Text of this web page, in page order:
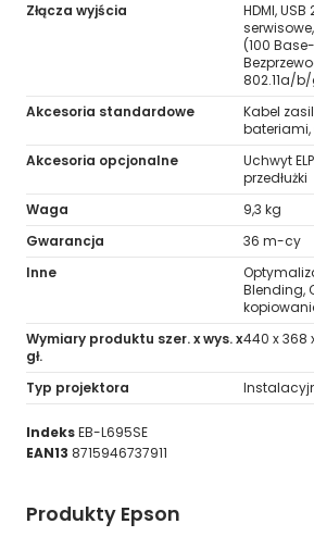
Złącza wyjścia
HDMI,
(100
802.11a/
Akcesoria standardowe
Kabel
Akcesoria opcjonalne
Uchwyt
przedłużki
Waga
9,3 kg
Gwarancja
36 m-cy
Inne
Blending,
Wymiary produktu szer. x wys. x
gł.
440‎ x 368
Typ projektora
IndeksEB-L695SE
EAN13 8715946737911
Produkty Epson